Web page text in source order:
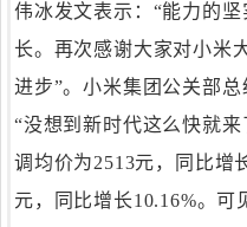
伟冰发文表示：“能力的
长。再次感谢大家对小米
进步”。小米集团公关部总
“没想到新时代这么快就
调均价为2513元，同比增
元，同比增长10.16%。可